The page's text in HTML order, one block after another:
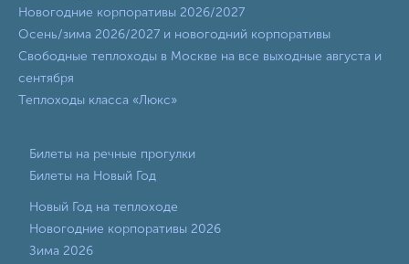
Новогодние корпоративы 2026/2027
Осень/зима 2026/2027 и новогодний корпоративы
Свободные теплоходы в Москве на все выходные августа и
сентября
Теплоходы класса «Люкс»
Билеты на речные прогулки
Билеты на Новый Год
Новый Год на теплоходе
Новогодние корпоративы 2026
Зима 2026